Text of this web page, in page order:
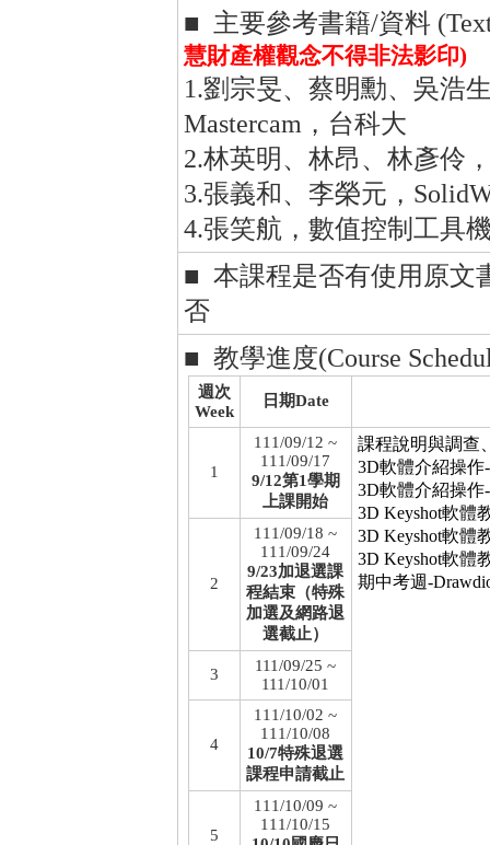
■ 主要參考書籍/資料
慧財產權觀念不得非法影印)
1.劉宗旻、蔡明勳、吳浩
Mastercam，台科大
2.林英明、林昂、林彥伶
3.張義和、李榮元，
4.張笑航，數值控制工具
■ 本課程是否有使用原文
否
■ 教學進度(Course
週次
Week
日期Date
1
111/09/12 ~
111/09/17
9/12第1學期
上課開始
課程說明與調查
3D軟體介紹操作
3D軟體介紹操作
3D Keyshot軟體
3D Keyshot軟體
3D Keyshot軟體
期中考週-
2
111/09/18 ~
111/09/24
9/23加退選課
程結束（特殊
加選及網路退
選截止）
3
111/09/25 ~
111/10/01
4
111/10/02 ~
111/10/08
10/7特殊退選
課程申請截止
5
111/10/09 ~
111/10/15